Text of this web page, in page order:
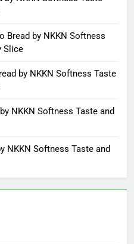
Bread by NKKN Softness
Slice
by NKKN Softness Taste
NKKN Softness Taste and
NKKN Softness Taste and